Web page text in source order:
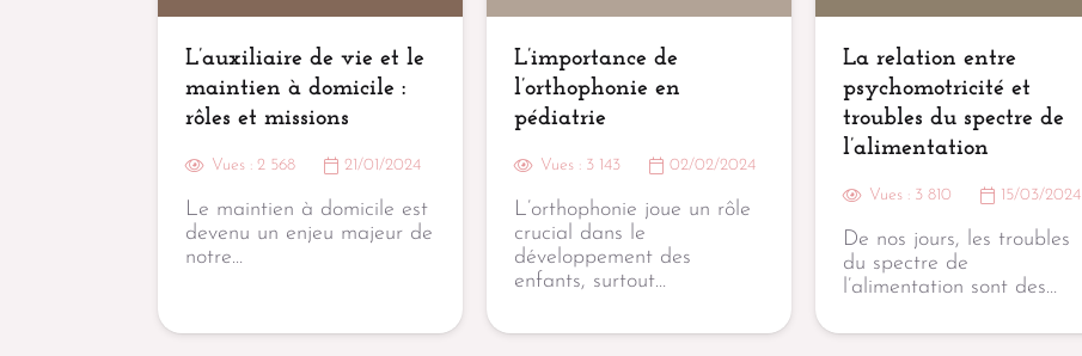
L’auxiliaire de vie et le
maintien à domicile :
rôles et missions
Vues : 2 568 21/01/2024
Le maintien à domicile est
devenu un enjeu majeur de
notre…
L’importance de
l’orthophonie en
pédiatrie
Vues : 3 143 02/02/2024
L’orthophonie joue un rôle
crucial dans le
développement des
enfants, surtout…
La relation entre
psychomotricité et
troubles du spectre de
l’alimentation
Vues : 3 810 15/03/2024
De nos jours, les troubles
du spectre de
l’alimentation sont des…